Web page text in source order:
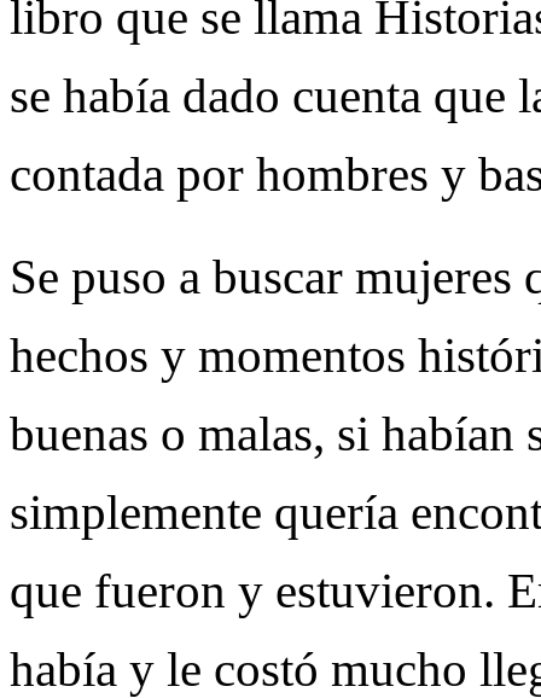
libro que se llama
se había dado cuenta que
contada por hombres y
Se puso a buscar
hechos y momentos
buenas o malas, si
simplemente quería
que fueron y estuvieron.
había y le costó mucho